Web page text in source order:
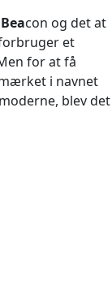
Beacon og det at
et
for at få
i navnet
blev det